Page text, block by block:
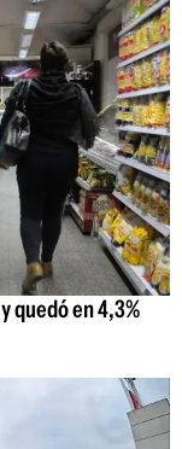
quedó en 4,3%